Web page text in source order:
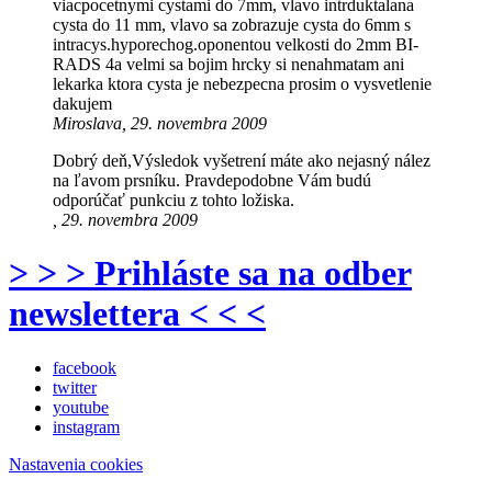
viacpocetnymi cystami do 7mm, vlavo intrduktalana
cysta do 11 mm, vlavo sa zobrazuje cysta do 6mm s
intracys.hyporechog.oponentou velkosti do 2mm BI-
RADS 4a velmi sa bojim hrcky si nenahmatam ani
lekarka ktora cysta je nebezpecna prosim o vysvetlenie
dakujem
Miroslava, 29. novembra 2009
Dobrý deň,Výsledok vyšetrení máte ako nejasný nález
na ľavom prsníku. Pravdepodobne Vám budú
odporúčať punkciu z tohto ložiska.
, 29. novembra 2009
> > > Prihláste sa na odber
newslettera < < <
facebook
twitter
youtube
instagram
Nastavenia cookies